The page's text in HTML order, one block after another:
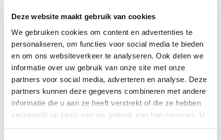
Deze website maakt gebruik van cookies
We gebruiken cookies om content en advertenties te
personaliseren, om functies voor social media te bieden
en om ons websiteverkeer te analyseren. Ook delen we
informatie over uw gebruik van onze site met onze
partners voor social media, adverteren en analyse. Deze
partners kunnen deze gegevens combineren met andere
informatie die u aan ze heeft verstrekt of die ze hebben
verzameld op basis van uw gebruik van hun services. U
culturele locaties in de Alkmaar ontdek je een rijk en veelzijdig
programma waarin identiteit, geschiedenis en vernieuwing
samenkomen.
Crowdfunding Indië-monument Alkmaar van start
Op zondag 8 september vond de 24e editie van de Pasar Kecil
Alkmaar plaats. Dit jaarlijks terugkerende evenement,